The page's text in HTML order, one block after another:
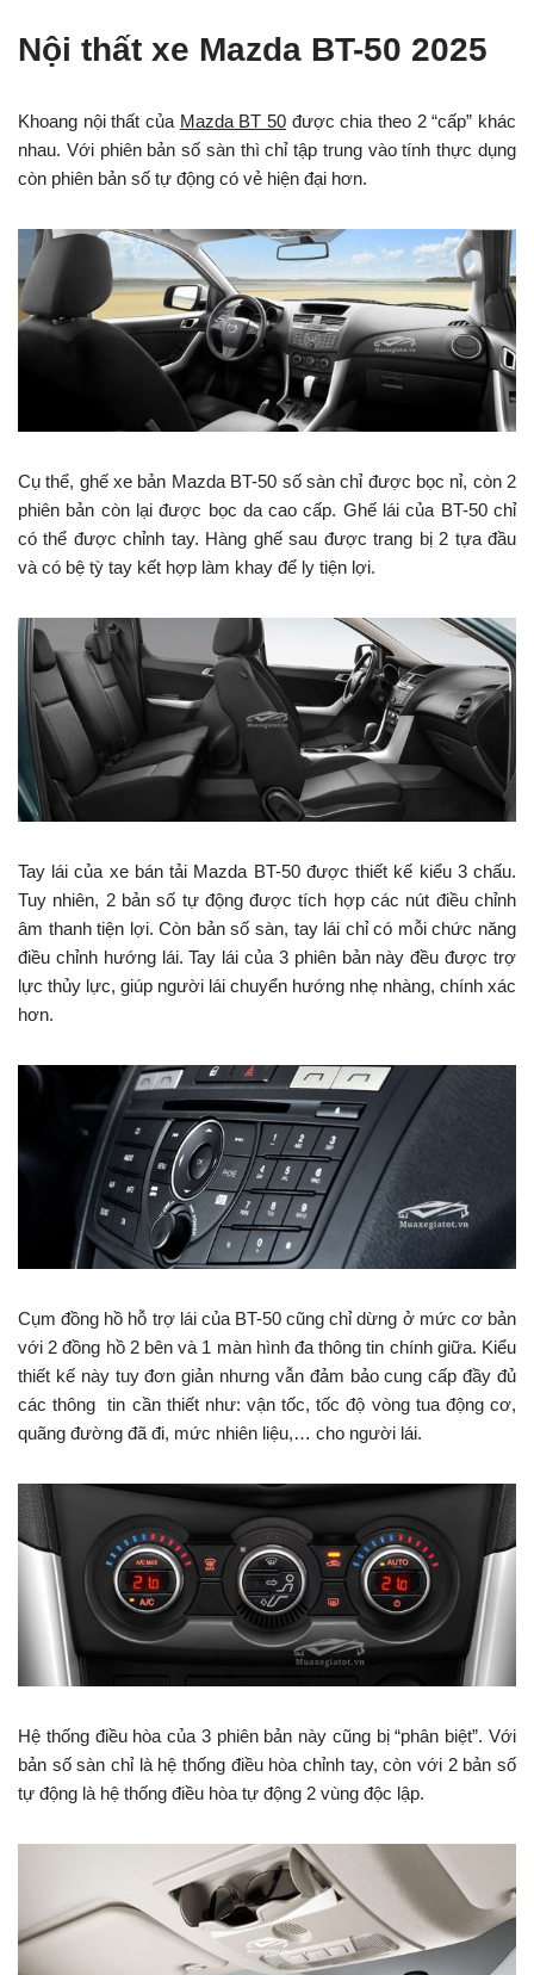
Nội thất xe Mazda BT-50 2025
Khoang nội thất của Mazda BT 50 được chia theo 2 “cấp” khác
nhau. Với phiên bản số sàn thì chỉ tập trung vào tính thực dụng
còn phiên bản số tự động có vẻ hiện đại hơn.
Cụ thể, ghế xe bản Mazda BT-50 số sàn chỉ được bọc nỉ, còn 2
phiên bản còn lại được bọc da cao cấp. Ghế lái của BT-50 chỉ
có thể được chỉnh tay. Hàng ghế sau được trang bị 2 tựa đầu
và có bệ tỳ tay kết hợp làm khay để ly tiện lợi.
Tay lái của xe bán tải Mazda BT-50 được thiết kế kiểu 3 chấu.
Tuy nhiên, 2 bản số tự động được tích hợp các nút điều chỉnh
âm thanh tiện lợi. Còn bản số sàn, tay lái chỉ có mỗi chức năng
điều chỉnh hướng lái. Tay lái của 3 phiên bản này đều được trợ
lực thủy lực, giúp người lái chuyển hướng nhẹ nhàng, chính xác
hơn.
Cụm đồng hồ hỗ trợ lái của BT-50 cũng chỉ dừng ở mức cơ bản
với 2 đồng hồ 2 bên và 1 màn hình đa thông tin chính giữa. Kiểu
thiết kế này tuy đơn giản nhưng vẫn đảm bảo cung cấp đầy đủ
các thông tin cần thiết như: vận tốc, tốc độ vòng tua động cơ,
quãng đường đã đi, mức nhiên liệu,… cho người lái.
Hệ thống điều hòa của 3 phiên bản này cũng bị “phân biệt”. Với
bản số sàn chỉ là hệ thống điều hòa chỉnh tay, còn với 2 bản số
tự động là hệ thống điều hòa tự động 2 vùng độc lập.